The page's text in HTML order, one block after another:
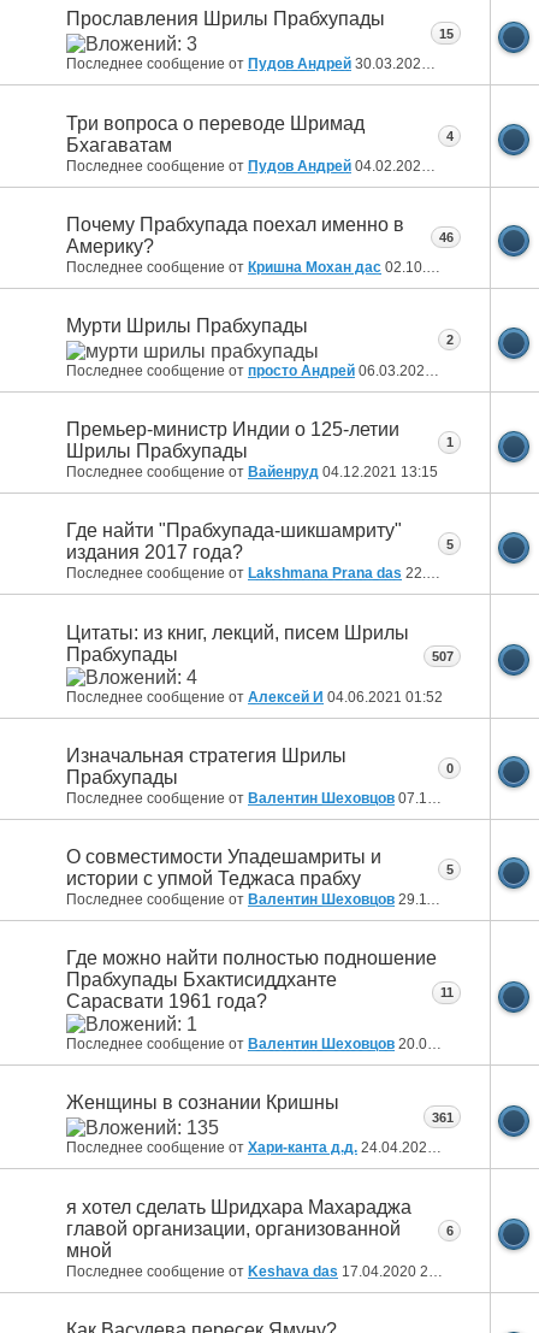
Прославления Шрилы Прабхупады
Последнее сообщение от Пудов Андрей 30.03.2023 16:02
15
Три вопроса о переводе Шримад
Бхагаватам
Последнее сообщение от Пудов Андрей 04.02.2023
4
Почему Прабхупада поехал именно в
Америку?
Последнее сообщение от Кришна Мохан дас 02.10.2022
46
Мурти Шрилы Прабхупады
Последнее сообщение от просто Андрей 06.03.2022 16:46
2
Премьер-министр Индии о 125-летии
Шрилы Прабхупады
Последнее сообщение от Вайенруд 04.12.2021 13:15
1
Где найти "Прабхупада-шикшамриту"
издания 2017 года?
Последнее сообщение от Lakshmana Prana das 22.06.2021
5
Цитаты: из книг, лекций, писем Шрилы
Прабхупады
Последнее сообщение от Алексей И 04.06.2021 01:52
507
Изначальная стратегия Шрилы
Прабхупады
Последнее сообщение от Валентин Шеховцов 07.12.2020
0
О совместимости Упадешамриты и
истории с упмой Теджаса прабху
Последнее сообщение от Валентин Шеховцов 29.11.2020
5
Где можно найти полностью подношение
Прабхупады Бхактисиддханте
Сарасвати 1961 года?
Последнее сообщение от Валентин Шеховцов 20.09.2020
11
Женщины в сознании Кришны
Последнее сообщение от Хари-канта д.д. 24.04.2020 17:27
361
я хотел сделать Шридхара Махараджа
главой организации, организованной
мной
Последнее сообщение от Keshava das 17.04.2020 22:45
6